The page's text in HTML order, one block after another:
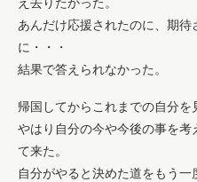
あんだけ応援されたのに、期
に・・・
結果で答えられなかった。
帰国してからこれまでの自分を
やはり自分の今や今後の事を考
て来た。
自分がやると決めた道をもう一